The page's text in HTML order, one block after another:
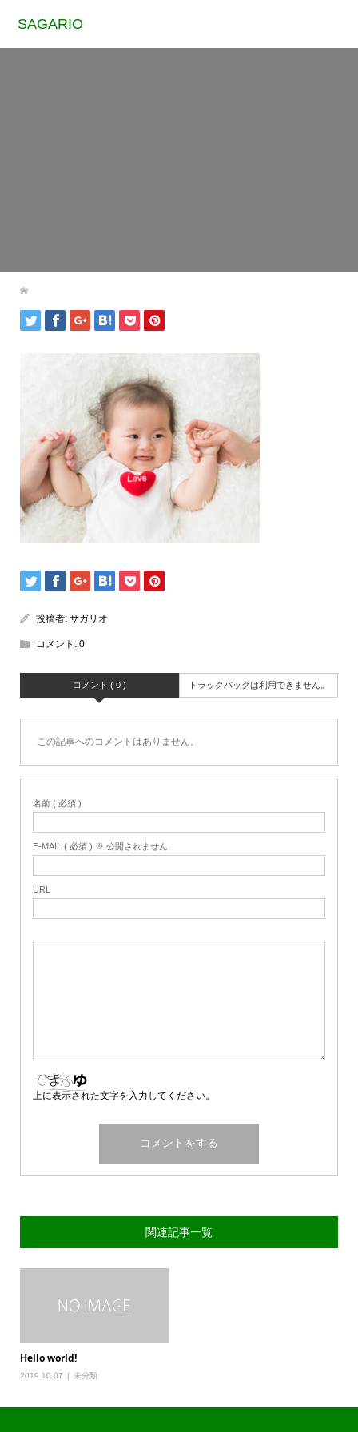
SAGARIO
投稿者: サガリオ
コメント: 0
コメント ( 0 ) トラックバックは利用できません。
この記事へのコメントはありません。
名前 ( 必須 )
E-MAIL ( 必須 ) ※ 公開されません
URL
上に表示された文字を入力してください。
関連記事一覧
Hello world!
2019.10.07 未分類